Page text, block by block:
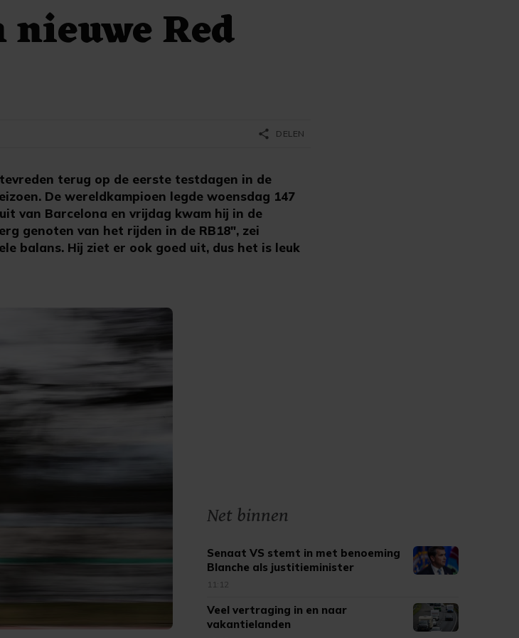
Red
terug op de eerste testdagen in de
De wereldkampioen legde woensdag 147
van Barcelona en vrijdag kwam hij in de
genoten van het rijden in de RB18", zei
balans. Hij ziet er ook goed uit, dus het is leuk
share DELEN
Net binnen
Senaat VS stemt in met benoeming
Blanche als justitieminister
11:12
Veel vertraging in en naar
vakantielanden